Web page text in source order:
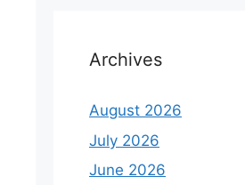
Archives
August 2026
July 2026
June 2026